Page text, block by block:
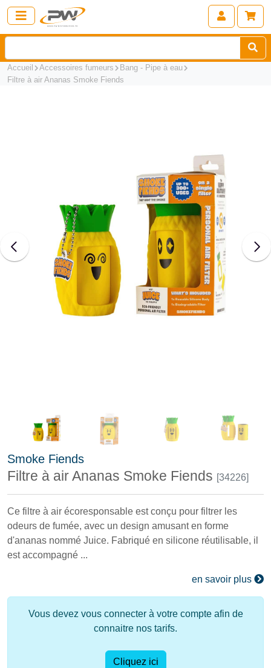
Accueil Accessoires fumeurs
Bang - Pipe à eau
Filtre à air Ananas Smoke Fiends
Smoke Fiends
Filtre à air Ananas Smoke Fiends [34226]
Ce filtre à air écoresponsable est conçu pour filtrer les
odeurs de fumée, avec un design amusant en forme
d'ananas nommé Juice. Fabriqué en silicone réutilisable, il
est accompagné ...
en savoir plus
Vous devez vous connecter à votre compte afin de
connaitre nos tarifs.
Cliquez ici